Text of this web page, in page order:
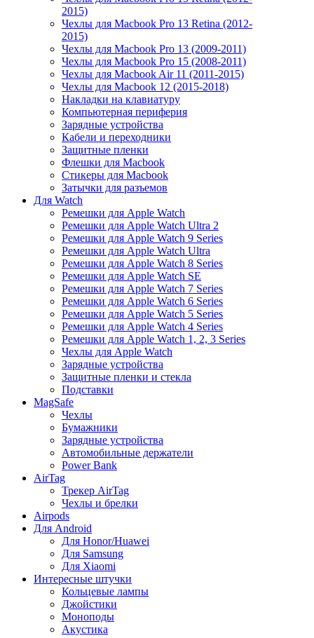
2015)
Чехлы для Macbook Pro 13 Retina (2012-
2015)
Чехлы для Macbook Pro 13 (2009-2011)
Чехлы для Macbook Pro 15 (2008-2011)
Чехлы для Macbook Air 11 (2011-2015)
Чехлы для Macbook 12 (2015-2018)
Накладки на клавиатуру
Компьютерная периферия
Зарядные устройства
Кабели и переходники
Защитные пленки
Флешки для Macbook
Стикеры для Macbook
Затычки для разъемов
Для Watch
Ремешки для Apple Watch
Ремешки для Apple Watch Ultra 2
Ремешки для Apple Watch 9 Series
Ремешки для Apple Watch Ultra
Ремешки для Apple Watch 8 Series
Ремешки для Apple Watch SE
Ремешки для Apple Watch 7 Series
Ремешки для Apple Watch 6 Series
Ремешки для Apple Watch 5 Series
Ремешки для Apple Watch 4 Series
Ремешки для Apple Watch 1, 2, 3 Series
Чехлы для Apple Watch
Зарядные устройства
Защитные пленки и стекла
Подставки
MagSafe
Чехлы
Бумажники
Зарядные устройства
Автомобильные держатели
Power Bank
AirTag
Трекер AirTag
Чехлы и брелки
Airpods
Для Android
Для Honor/Huawei
Для Samsung
Для Xiaomi
Интересные штучки
Кольцевые лампы
Джойстики
Моноподы
Акустика